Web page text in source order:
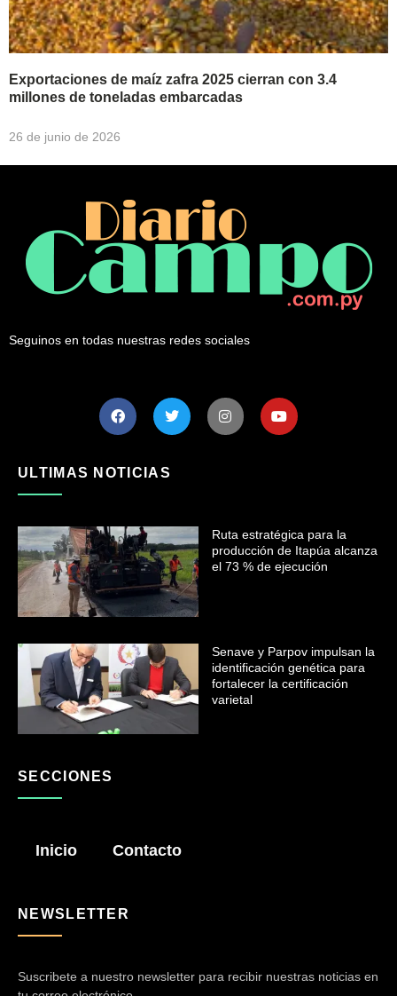
Exportaciones de maíz zafra 2025 cierran con 3.4
millones de toneladas embarcadas
26 de junio de 2026
Seguinos en todas nuestras redes sociales
ULTIMAS NOTICIAS
Ruta estratégica para la
producción de Itapúa alcanza
el 73 % de ejecución
Senave y Parpov impulsan la
identificación genética para
fortalecer la certificación
varietal
SECCIONES
Inicio Contacto
NEWSLETTER
Suscribete a nuestro newsletter para recibir nuestras noticias en